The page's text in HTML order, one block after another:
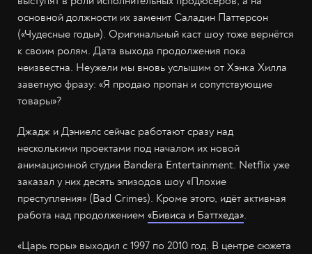
основной должности их заменит Саладин Паттерсон
(«Чудесные годы»). Оригинальный каст шоу тоже вернётся
к своим ролям. Дата выхода продолжения пока
неизвестна. Неужели мы вновь услышим от Хэнка Хилла
заветную фразу: «Я продаю пропан и сопутствующие
товары»?
Джадж и Дэниелс сейчас работают сразу над
несколькими проектами под началом их новой
анимационной студии Bandera Entertainment. Netflix уже
заказал у них десять эпизодов шоу «Плохие
преступления» (Bad Crimes). Кроме этого, идёт активная
работа над продолжением «Бивиса и Баттхеда».
«Царь горы» выходил с 1997 по 2010 год. В центре сюжета